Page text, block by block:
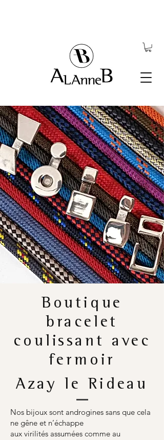
Boutique
bracelet
coulissant avec
fermoir
Azay le Rideau
Nos bijoux sont androgines sans que cela
ne gêne et n’échappe
aux virilités assumées comme au